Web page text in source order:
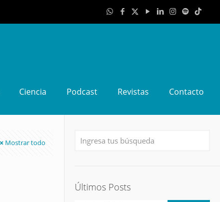
Ciencia Podcast Revistas Contacto
Mostrar todo
Últimos Posts